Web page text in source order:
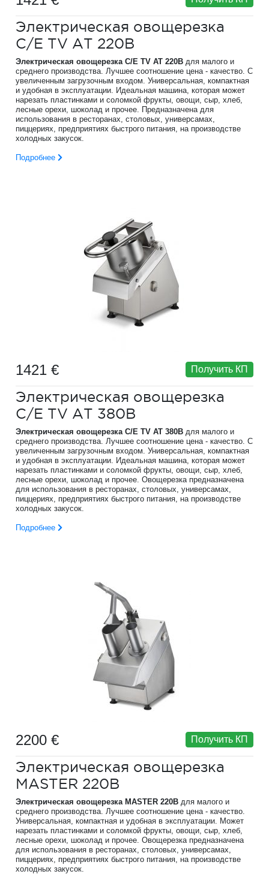
Электрическая овощерезка
C/E TV AT 220B
Электрическая овощерезка C/E TV AT 220B для малого и
среднего производства. Лучшее соотношение цена - качество. С
увеличенным загрузочным входом. Универсальная, компактная
и удобная в эксплуатации. Идеальная машина, которая может
нарезать пластинками и соломкой фрукты, овощи, сыр, хлеб,
лесные орехи, шоколад и прочее. Предназначена для
использования в ресторанах, столовых, универсамах,
пиццериях, предприятиях быстрого питания, на производстве
холодных закусок.
Подробнее
1421 € Получить КП
Электрическая овощерезка
C/E TV AT 380B
Электрическая овощерезка C/E TV AT 380B для малого и
среднего производства. Лучшее соотношение цена - качество. С
увеличенным загрузочным входом. Универсальная, компактная
и удобная в эксплуатации. Идеальная машина, которая может
нарезать пластинками и соломкой фрукты, овощи, сыр, хлеб,
лесные орехи, шоколад и прочее. Овощерезка предназначена
для использования в ресторанах, столовых, универсамах,
пиццериях, предприятиях быстрого питания, на производстве
холодных закусок.
Подробнее
2200 € Получить КП
Электрическая овощерезка
MASTER 220B
Электрическая овощерезка MASTER 220B для малого и
среднего производства. Лучшее соотношение цена - качество.
Универсальная, компактная и удобная в эксплуатации. Может
нарезать пластинками и соломкой фрукты, овощи, сыр, хлеб,
лесные орехи, шоколад и прочее. Овощерезка предназначена
для использования в ресторанах, столовых, универсамах,
пиццериях, предприятиях быстрого питания, на производстве
холодных закусок.